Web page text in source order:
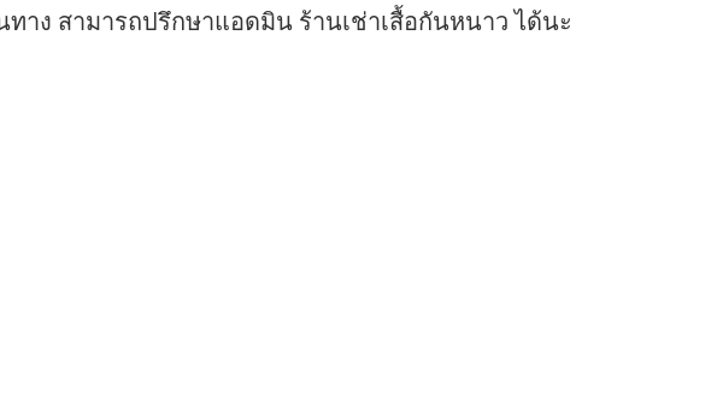
าง สามารถปรึกษาแอดมิน ร้านเช่าเสื้อกันหนาว ได้นะ